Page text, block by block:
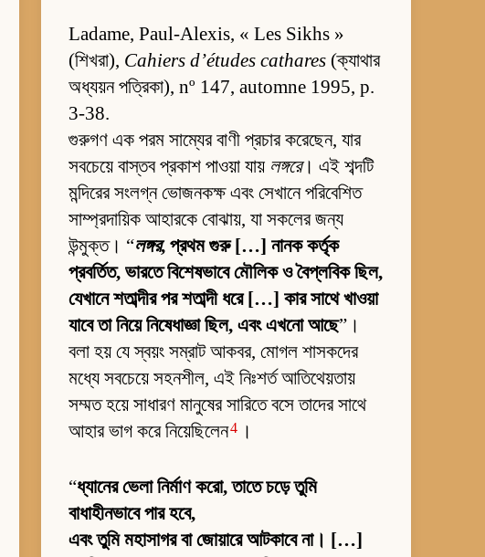
Ladame, Paul-Alexis, « Les Sikhs »
(শিখরা), Cahiers d’études cathares (ক্যাথার
অধ্যয়ন পত্রিকা), nº 147, automne 1995, p.
3-38.
গুরুগণ এক পরম সাম্যের বাণী প্রচার করেছেন, যার
সবচেয়ে বাস্তব প্রকাশ পাওয়া যায় লঙ্গরে। এই শব্দটি
মন্দিরের সংলগ্ন ভোজনকক্ষ এবং সেখানে পরিবেশিত
সাম্প্রদায়িক আহারকে বোঝায়, যা সকলের জন্য
উন্মুক্ত। “লঙ্গর, প্রথম গুরু […] নানক কর্তৃক
প্রবর্তিত, ভারতে বিশেষভাবে মৌলিক ও বৈপ্লবিক ছিল,
যেখানে শতাব্দীর পর শতাব্দী ধরে […] কার সাথে খাওয়া
যাবে তা নিয়ে নিষেধাজ্ঞা ছিল, এবং এখনো আছে”।
বলা হয় যে স্বয়ং সম্রাট আকবর, মোগল শাসকদের
মধ্যে সবচেয়ে সহনশীল, এই নিঃশর্ত আতিথেয়তায়
সম্মত হয়ে সাধারণ মানুষের সারিতে বসে তাদের সাথে
আহার ভাগ করে নিয়েছিলেন4 ।
“ধ্যানের ভেলা নির্মাণ করো, তাতে চড়ে তুমি
বাধাহীনভাবে পার হবে,
এবং তুমি মহাসাগর বা জোয়ারে আটকাবে না। […]